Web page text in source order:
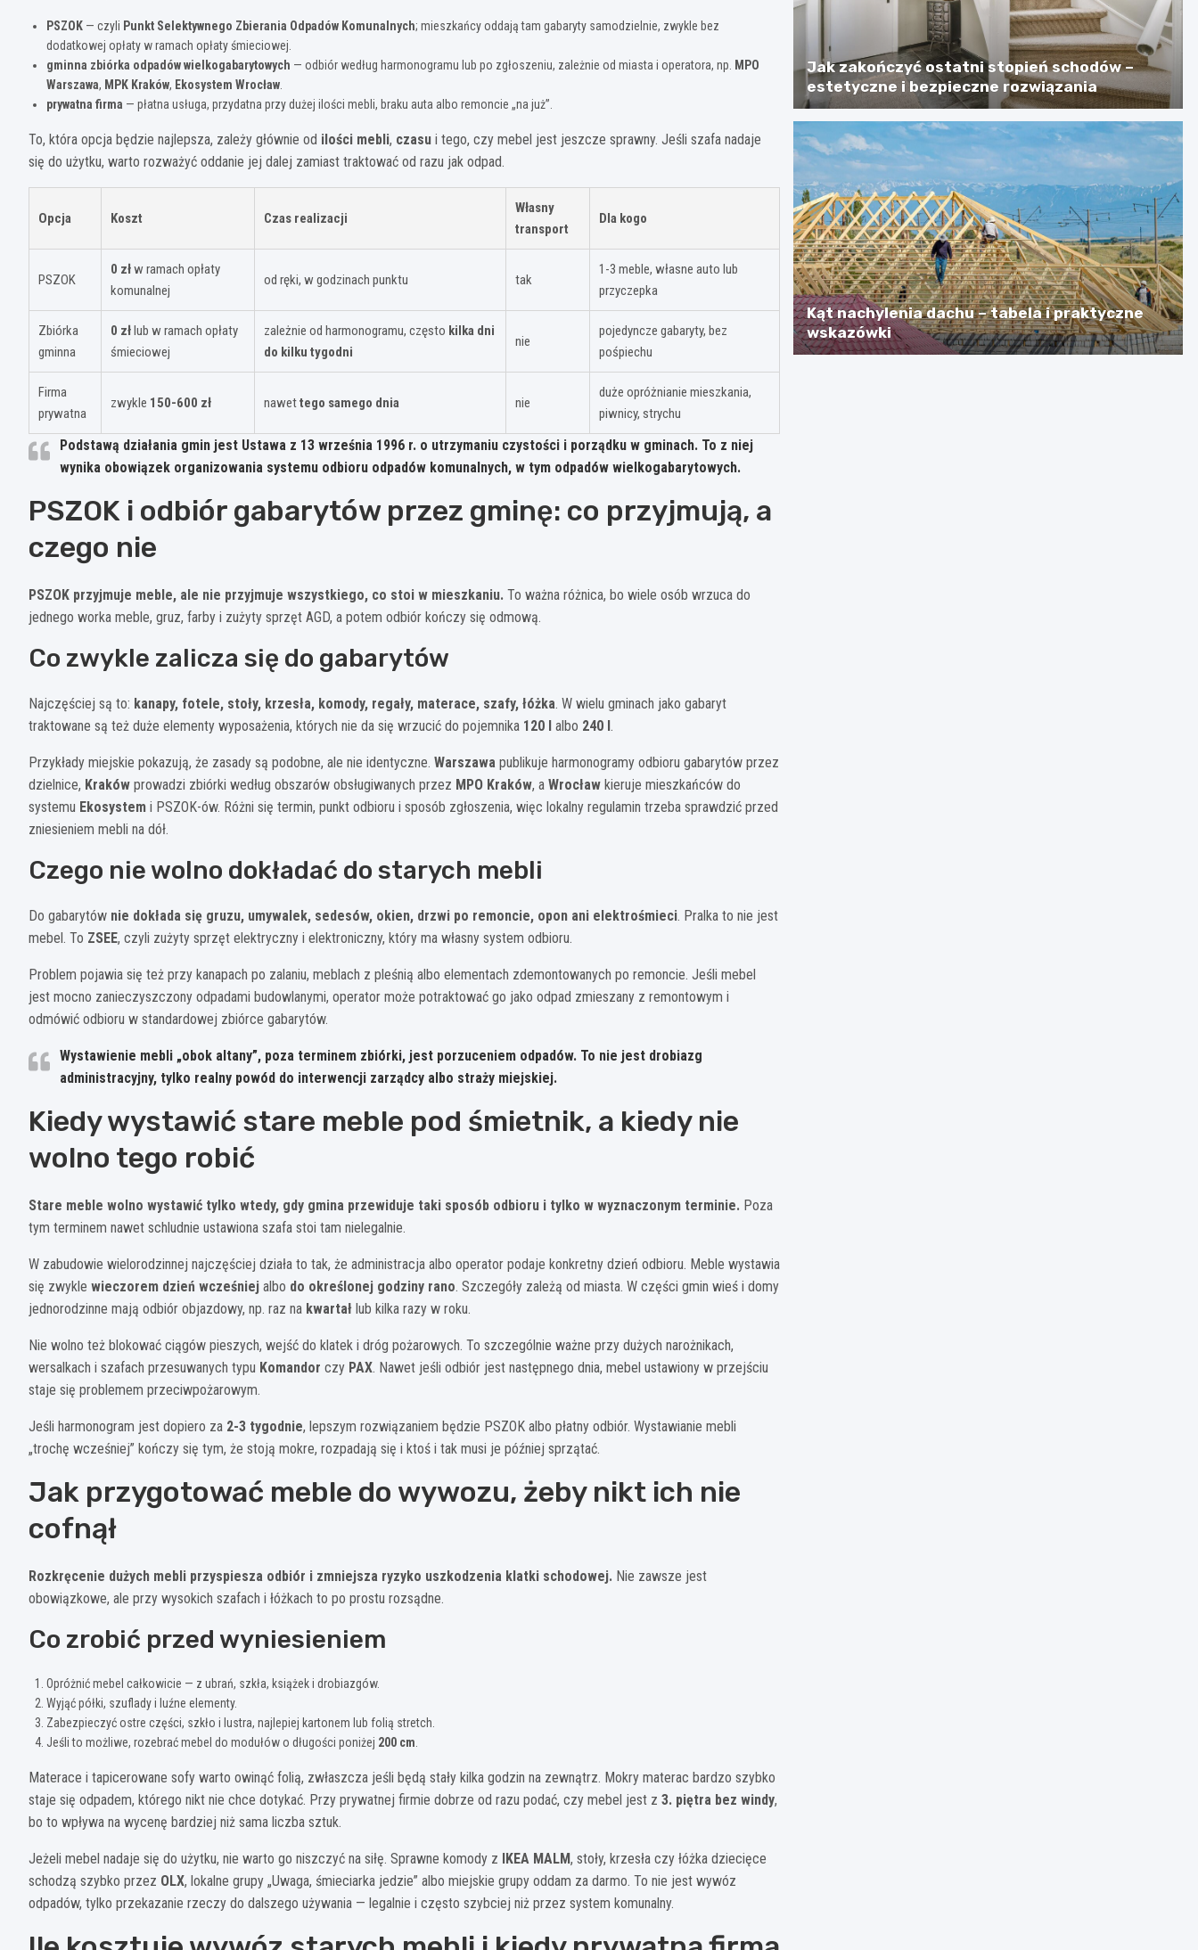
PSZOK — czyli Punkt Selektywnego Zbierania Odpadów Komunalnych; mieszkańcy oddają tam gabaryty samodzielnie, zwykle bez
dodatkowej opłaty w ramach opłaty śmieciowej.
gminna zbiórka odpadów wielkogabarytowych — odbiór według harmonogramu lub po zgłoszeniu, zależnie od miasta i operatora, np.
MPO
Warszawa, MPK Kraków, Ekosystem Wrocław
prywatna firma — płatna usługa, przydatna przy dużej ilości mebli, braku auta albo remoncie „na już”.
To, która opcja będzie najlepsza, zależy głównie od ilości mebli, czasu i tego, czy mebel jest jeszcze sprawny. Jeśli szafa nadaje
się do użytku, warto rozważyć oddanie jej dalej zamiast traktować od razu jak odpad.
Opcja Koszt Czas realizacji
Własny
transport
Dla kogo
PSZOK
0 złw ramach opłaty
komunalnej
od ręki, w godzinach punktu tak
1-3 meble, własne auto lub
przyczepka
Zbiórka
gminna
0 złlub w ramach opłaty
śmieciowej
zależnie od harmonogramu, często kilka dni
do kilku tygodni
nie
pojedyncze gabaryty, bez
pośpiechu
Firma
prywatna
zwykle 150-600 zł nawettego samego dnia nie
duże opróżnianie mieszkania,
piwnicy, strychu
Podstawą działania gmin jest Ustawa z 13 września 1996 r. o utrzymaniu czystości i porządku w gminach. To z niej
wynika obowiązek organizowania systemu odbioru odpadów komunalnych, w tym odpadów wielkogabarytowych.
PSZOK i odbiór gabarytów przez gminę: co przyjmują, a
czego nie
PSZOK przyjmuje meble, ale nie przyjmuje wszystkiego, co stoi w mieszkaniu. To ważna różnica, bo wiele osób wrzuca do
jednego worka meble, gruz, farby i zużyty sprzęt AGD, a potem odbiór kończy się odmową.
Co zwykle zalicza się do gabarytów
Najczęściej są to: kanapy, fotele, stoły, krzesła, komody, regały, materace, szafy, łóżka. W wielu gminach jako gabaryt
traktowane są też duże elementy wyposażenia, których nie da się wrzucić do pojemnika 120 l albo 240 l.
Przykłady miejskie pokazują, że zasady są podobne, ale nie identyczne. Warszawa publikuje harmonogramy odbioru gabarytów przez
dzielnice, Kraków prowadzi zbiórki według obszarów obsługiwanych przez MPO Kraków, a Wrocław kieruje mieszkańców do
systemu Ekosystem i PSZOK-ów. Różni się termin, punkt odbioru i sposób zgłoszenia, więc lokalny regulamin trzeba sprawdzić przed
zniesieniem mebli na dół.
Czego nie wolno dokładać do starych mebli
Do gabarytów nie dokłada się gruzu, umywalek, sedesów, okien, drzwi po remoncie, opon ani elektrośmieci. Pralka to nie jest
mebel. To ZSEE, czyli zużyty sprzęt elektryczny i elektroniczny, który ma własny system odbioru.
Problem pojawia się też przy kanapach po zalaniu, meblach z pleśnią albo elementach zdemontowanych po remoncie. Jeśli mebel
jest mocno zanieczyszczony odpadami budowlanymi, operator może potraktować go jako odpad zmieszany z remontowym i
odmówić odbioru w standardowej zbiórce gabarytów.
Wystawienie mebli „obok altany”, poza terminem zbiórki, jest porzuceniem odpadów. To nie jest drobiazg
administracyjny, tylko realny powód do interwencji zarządcy albo straży miejskiej.
Kiedy wystawić stare meble pod śmietnik, a kiedy nie
wolno tego robić
Stare meble wolno wystawić tylko wtedy, gdy gmina przewiduje taki sposób odbioru i tylko w wyznaczonym terminie. Poza
tym terminem nawet schludnie ustawiona szafa stoi tam nielegalnie.
W zabudowie wielorodzinnej najczęściej działa to tak, że administracja albo operator podaje konkretny dzień odbioru. Meble wystawia
się zwykle wieczorem dzień wcześniej albo do określonej godziny rano. Szczegóły zależą od miasta. W części gmin wieś i domy
jednorodzinne mają odbiór objazdowy, np. raz na kwartał lub kilka razy w roku.
Nie wolno też blokować ciągów pieszych, wejść do klatek i dróg pożarowych. To szczególnie ważne przy dużych narożnikach,
wersalkach i szafach przesuwanych typu Komandor czy PAX. Nawet jeśli odbiór jest następnego dnia, mebel ustawiony w przejściu
staje się problemem przeciwpożarowym.
Jeśli harmonogram jest dopiero za 2-3 tygodnie, lepszym rozwiązaniem będzie PSZOK albo płatny odbiór. Wystawianie mebli
„trochę wcześniej” kończy się tym, że stoją mokre, rozpadają się i ktoś i tak musi je później sprzątać.
Jak przygotować meble do wywozu, żeby nikt ich nie
cofnął
Rozkręcenie dużych mebli przyspiesza odbiór i zmniejsza ryzyko uszkodzenia klatki schodowej. Nie zawsze jest
obowiązkowe, ale przy wysokich szafach i łóżkach to po prostu rozsądne.
Co zrobić przed wyniesieniem
Opróżnić mebel całkowicie — z ubrań, szkła, książek i drobiazgów.
Wyjąć półki, szuflady i luźne elementy.
Zabezpieczyć ostre części, szkło i lustra, najlepiej kartonem lub folią stretch.
Jeśli to możliwe, rozebrać mebel do modułów o długości poniżej 200 cm
Materace i tapicerowane sofy warto owinąć folią, zwłaszcza jeśli będą stały kilka godzin na zewnątrz. Mokry materac bardzo szybko
staje się odpadem, którego nikt nie chce dotykać. Przy prywatnej firmie dobrze od razu podać, czy mebel jest z 3. piętra bez windy,
bo to wpływa na wycenę bardziej niż sama liczba sztuk.
Jeżeli mebel nadaje się do użytku, nie warto go niszczyć na siłę. Sprawne komody z IKEA MALM, stoły, krzesła czy łóżka dziecięce
schodzą szybko przez OLX, lokalne grupy „Uwaga, śmieciarka jedzie” albo miejskie grupy oddam za darmo. To nie jest wywóz
odpadów, tylko przekazanie rzeczy do dalszego używania — legalnie i często szybciej niż przez system komunalny.
Jak zakończyć ostatni stopień schodów –
estetyczne i bezpieczne rozwiązania
Kąt nachylenia dachu – tabela i praktyczne
wskazówki